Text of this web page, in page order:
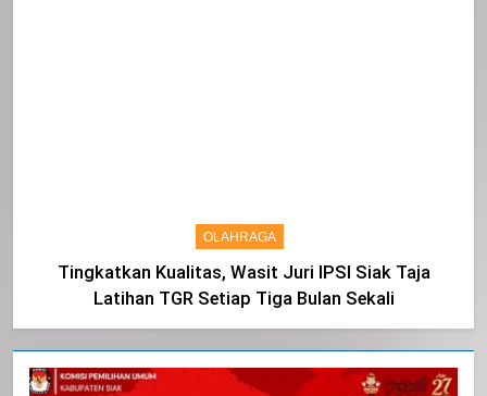
OLAHRAGA
Tingkatkan Kualitas, Wasit Juri IPSI Siak Taja
Latihan TGR Setiap Tiga Bulan Sekali